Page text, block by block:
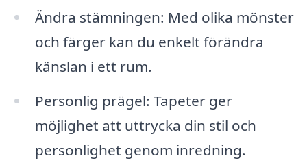
Ändra stämningen: Med olika mönster
och färger kan du enkelt förändra
känslan i ett rum.
Personlig prägel: Tapeter ger
möjlighet att uttrycka din stil och
personlighet genom inredning.